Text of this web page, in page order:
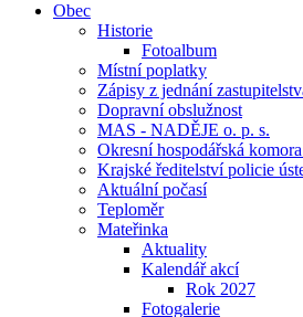
Obec
Historie
Fotoalbum
Místní poplatky
Zápisy z jednání
Dopravní obslužnost
MAS - NADĚJE o. p. s.
Okresní hospodářská
Krajské ředitelství policie
Aktuální počasí
Teploměr
Mateřinka
Aktuality
Kalendář akcí
Rok 2027
Fotogalerie